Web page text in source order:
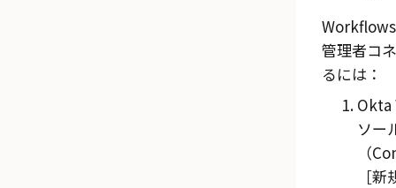
管理者コ
るには：
Okta
ソー
（
新